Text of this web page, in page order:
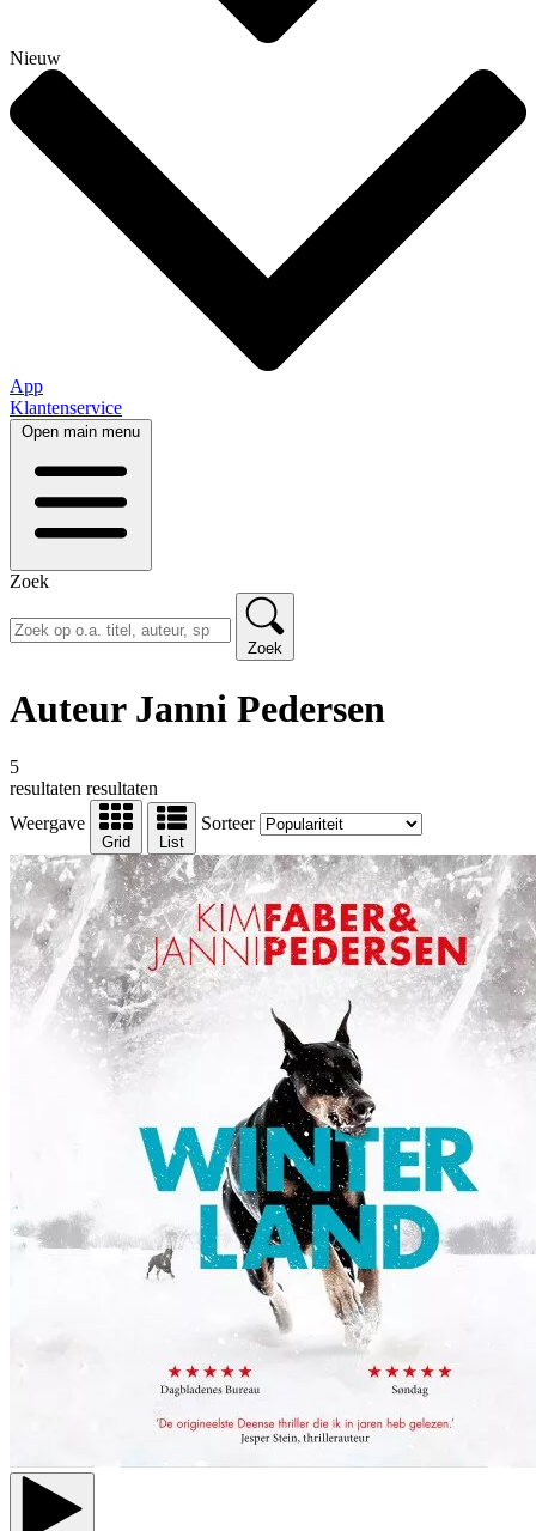
Nieuw
App
Klantenservice
Open main menu
Zoek
Zoek
Auteur Janni Pedersen
5
resultaten resultaten
Weergave
Grid List
Sorteer